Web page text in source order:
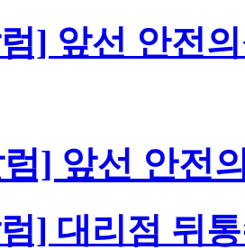
] 앞선 안전
] 앞선 안전
] 대리점 뒤